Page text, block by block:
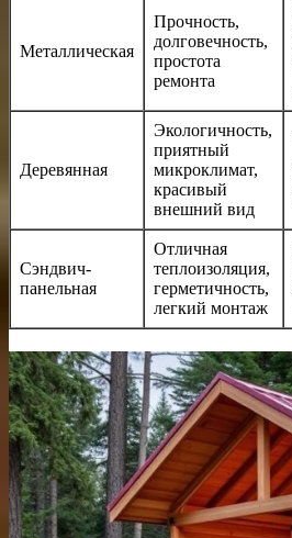
Металлическая
Прочность,
долговечность,
простота
ремонта
Деревянная
Экологичность,
приятный
микроклимат,
красивый
внешний вид
Сэндвич-
панельная
Отличная
теплоизоляция,
герметичность,
легкий монтаж